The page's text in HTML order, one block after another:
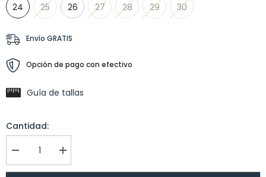
24 25 26 27 28 29 30
Envío GRATIS
Opción de pago con efectivo
Guía de tallas
Cantidad:
Error:
Missing
I18n
Error:
Missing